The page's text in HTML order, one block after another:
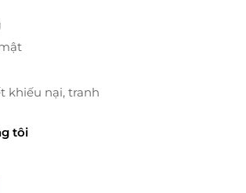
tảng đặt dịch vụ thông minh
kiệm thời gian và chi phí khi tìm
massage, làm đẹp, du lịch, nhà
khiếu nại, tranh
tôi